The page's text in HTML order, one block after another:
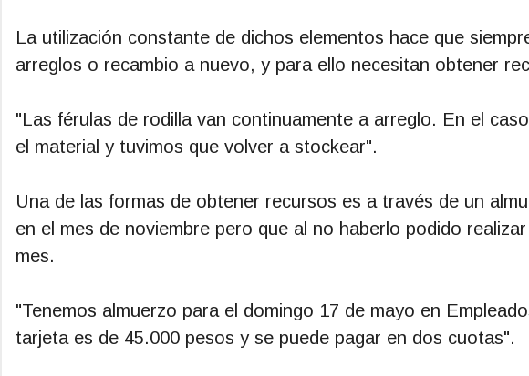
La utilización constante de dichos elementos hace que
arreglos o recambio a nuevo, y para ello necesitan obtener
"Las férulas de rodilla van continuamente a arreglo. En el
el material y tuvimos que volver a stockear".
Una de las formas de obtener recursos es a través de un
en el mes de noviembre pero que al no haberlo podido
mes.
"Tenemos almuerzo para el domingo 17 de mayo en
tarjeta es de 45.000 pesos y se puede pagar en dos cuotas".